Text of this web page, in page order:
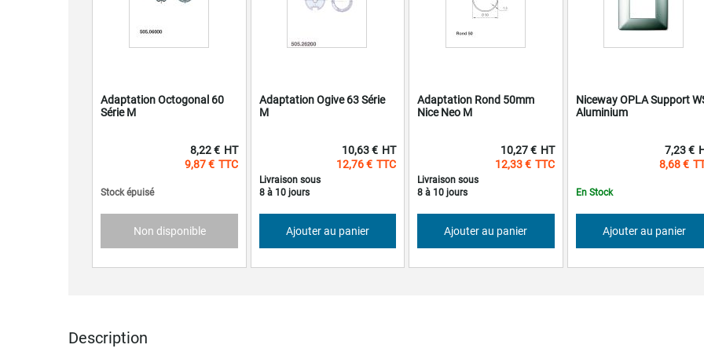
Description
Adaptation Octogonal 60
Série M
Stock épuisé
9,87 €
8,22 €
Non disponible
Adaptation Ogive 63 Série
M
Livraison sous
8 à 10 jours
12,76 €
10,63 €
Ajouter au panier
Adaptation Rond 50mm
Nice Neo M
Livraison sous
8 à 10 jours
12,33 €
10,27 €
Ajouter au panier
Niceway OPLA Support
Aluminium
En Stock
8,68 €
7,23 €
Ajouter au panier